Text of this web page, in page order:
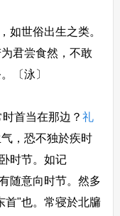
世俗出生之类。
君尝食然，不敢
〔泳〕
首当在那边？ 礼
，恐不独於疾时
时节。如记
随意向时节。然多
首"也。常寝於北牖